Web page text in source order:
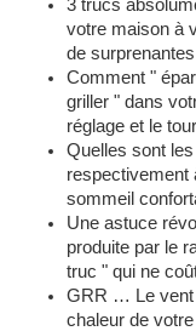
3 trucs
votre maison à
de
Comment "
griller " dans
réglage et le
Quelles sont
respectivement
sommeil
Une astuce
produite par le
truc " qui ne
GRR … Le vent
chaleur de